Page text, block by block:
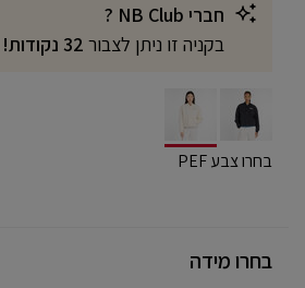
חברי NB Club ?
בקניה זו ניתן לצבור
selected בחרו צבע PEF
בחרו מידה